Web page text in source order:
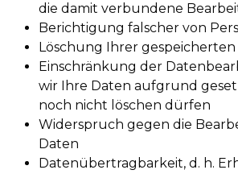
die damit verbundene
Berichtigung falscher von
Löschung Ihrer
Einschränkung der
wir Ihre Daten aufgrund
noch nicht löschen dürfen
Widerspruch gegen die
Daten
Datenübertragbarkeit, d. h.